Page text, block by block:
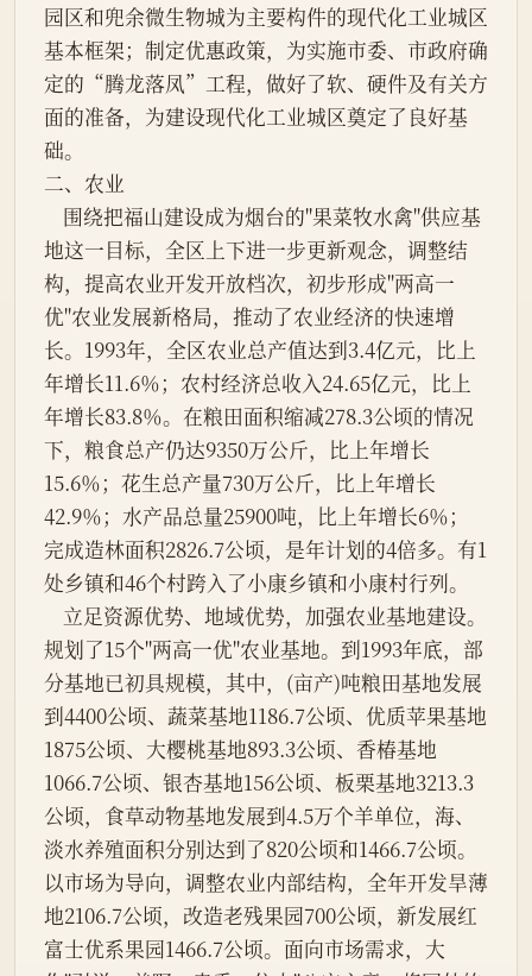
园区和兜余微生物城为主要构件的现代化工业城区
基本框架；制定优惠政策，为实施市委、市政府确
定的“腾龙落凤”工程，做好了软、硬件及有关方
面的准备，为建设现代化工业城区奠定了良好基
础。
二、农业
地这一目标，全区上下进一步更新观念，调整结
构，提高农业开发开放档次，初步形成"两高一
优"农业发展新格局，推动了农业经济的快速增
长。1993年，全区农业总产值达到3.4亿元，比上
年增长11.6％；农村经济总收入24.65亿元，比上
年增长83.8％。在粮田面积缩减278.3公顷的情况
下，粮食总产仍达9350万公斤，比上年增长
15.6％；花生总产量730万公斤，比上年增长
42.9％；水产品总量25900吨，比上年增长6％；
完成造林面积2826.7公顷，是年计划的4倍多。有1
处乡镇和46个村跨入了小康乡镇和小康村行列。
规划了15个"两高一优"农业基地。到1993年底，部
分基地已初具规模，其中，(亩产)吨粮田基地发展
到4400公顷、蔬菜基地1186.7公顷、优质苹果基地
1875公顷、大樱桃基地893.3公顷、香椿基地
1066.7公顷、银杏基地156公顷、板栗基地3213.3
公顷，食草动物基地发展到4.5万个羊单位，海、
淡水养殖面积分别达到了820公顷和1466.7公顷。
以市场为导向，调整农业内部结构，全年开发旱薄
地2106.7公顷，改造老残果园700公顷，新发展红
富士优系果园1466.7公顷。面向市场需求，大